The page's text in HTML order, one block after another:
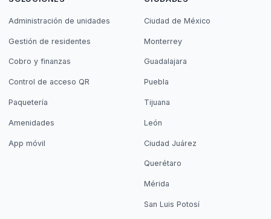
Administración de unidades
Gestión de residentes
Cobro y finanzas
Control de acceso QR
Paquetería
Amenidades
App móvil
Ciudad de México
Monterrey
Guadalajara
Puebla
Tijuana
León
Ciudad Juárez
Querétaro
Mérida
San Luis Potosí